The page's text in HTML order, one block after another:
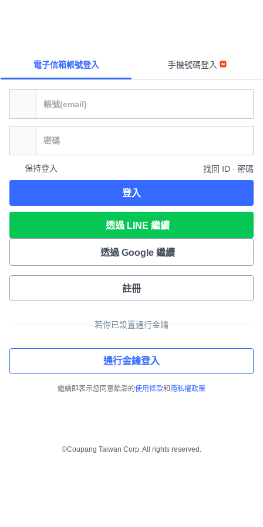
電子信箱帳號登入 手機號碼登入
保持登入 找回 ID ∙ 密碼
登入
透過 LINE 繼續
透過 Google 繼續
註冊
若你已設置通行金鑰
通行金鑰登入
繼續即表示您同意酷澎的使用條款和 隱私權政策
©Coupang Taiwan Corp. All rights reserved.